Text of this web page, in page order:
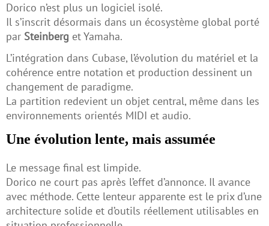
Dorico n’est plus un logiciel isolé.
Il s’inscrit désormais dans un écosystème global porté
par Steinberg et Yamaha.
L’intégration dans Cubase, l’évolution du matériel et la
cohérence entre notation et production dessinent un
changement de paradigme.
La partition redevient un objet central, même dans les
environnements orientés MIDI et audio.
Une évolution lente, mais assumée
Le message final est limpide.
Dorico ne court pas après l’effet d’annonce. Il avance
avec méthode. Cette lenteur apparente est le prix d’une
architecture solide et d’outils réellement utilisables en